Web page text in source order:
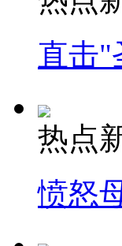
直击"
热点
愤怒